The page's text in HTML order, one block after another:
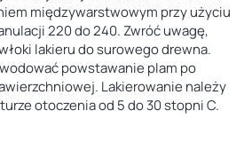
międzywarstwowym przy użyciu
220 do 240. Zwróć uwagę,
lakieru do surowego drewna.
powstawanie plam po
Lakierowanie należy
otoczenia od 5 do 30 stopni C.